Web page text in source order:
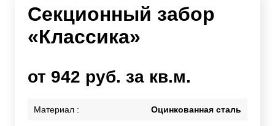
Секционный забор
«Классика»
от 942 руб. за кв.м.
Материал : Оцинкованная сталь